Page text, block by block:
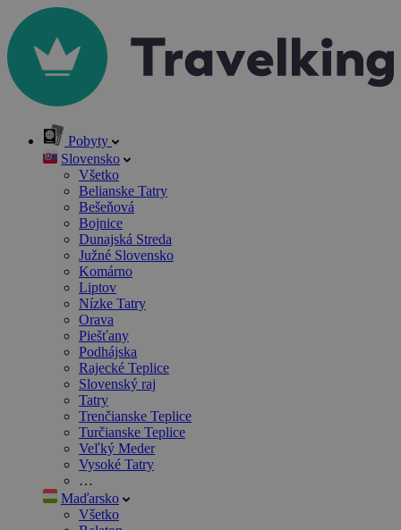
Pobyty
Slovensko
Všetko
Belianske Tatry
Bešeňová
Bojnice
Dunajská Streda
Južné Slovensko
Komárno
Liptov
Nízke Tatry
Orava
Piešťany
Podhájska
Rajecké Teplice
Slovenský raj
Tatry
Trenčianske Teplice
Turčianske Teplice
Veľký Meder
Vysoké Tatry
…
Maďarsko
Všetko